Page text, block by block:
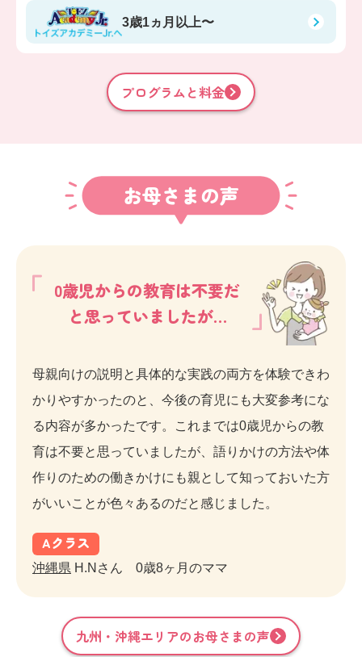
3歳1ヵ月以上〜
プログラムと料金
お母さまの声
0歳児からの教育は不要だ
と思っていましたが…
母親向けの説明と具体的な実践の両方を体験できわ
かりやすかったのと、今後の育児にも大変参考にな
る内容が多かったです。これまでは0歳児からの教
育は不要と思っていましたが、語りかけの方法や体
作りのための働きかけにも親として知っておいた方
がいいことが色々あるのだと感じました。
Aクラス
沖縄県 H.Nさん 0歳8ヶ月のママ
九州・沖縄エリアのお母さまの声